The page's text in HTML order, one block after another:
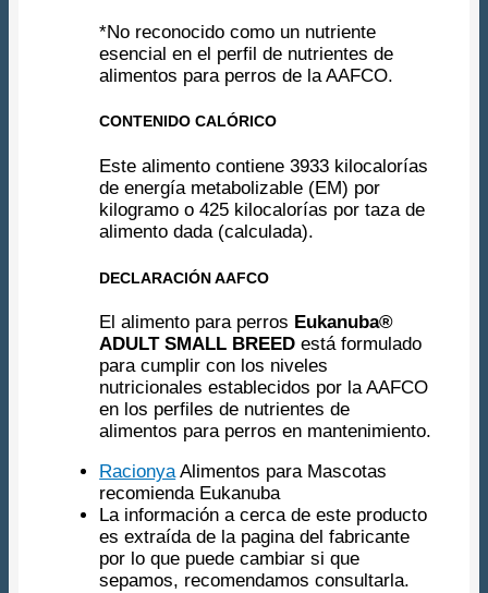
*No reconocido como un nutriente
esencial en el perfil de nutrientes de
alimentos para perros de la AAFCO.
CONTENIDO CALÓRICO
Este alimento contiene 3933 kilocalorías
de energía metabolizable (EM) por
kilogramo o 425 kilocalorías por taza de
alimento dada (calculada).
DECLARACIÓN AAFCO
El alimento para perros Eukanuba®
ADULT SMALL BREED está formulado
para cumplir con los niveles
nutricionales establecidos por la AAFCO
en los perfiles de nutrientes de
alimentos para perros en mantenimiento.
RacionyaAlimentos para Mascotas
recomienda Eukanuba
La información a cerca de este producto
es extraída de la pagina del fabricante
por lo que puede cambiar si que
sepamos, recomendamos consultarla.